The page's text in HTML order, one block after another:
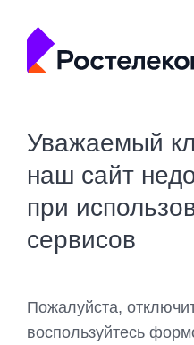
Уважаемый
наш сайт
при
сервисов
Пожалуйста,
воспользуйтесь